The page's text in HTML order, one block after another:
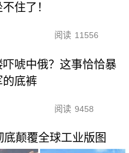
住了！
阅读 11556
吓唬中俄？这事恰恰暴
的底裤
阅读 9458
底颠覆全球工业版图